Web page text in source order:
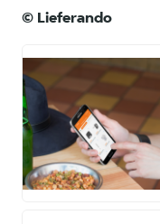
© Lieferando
PNG